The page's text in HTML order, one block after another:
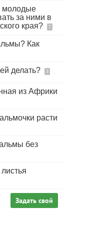
молодые
за ними в
края?
7
Как
делать? 5
из Африки
расти
без
Задать свой